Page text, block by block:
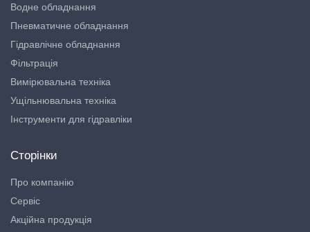
Водне обладнання
Пневматичне обладнання
Гідравлічне обладнання
Фільтрація
Вимірювальна техніка
Ущільнювальна техніка
Інструменти для гідравліки
Сторінки
Про компанію
Сервіс
Акційна продукція